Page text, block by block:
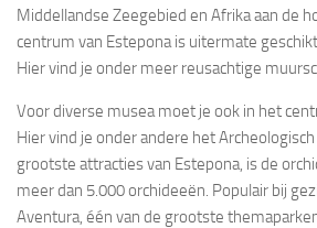
Middellandse Zeegebied en Afrika aan de
centrum van Estepona is uitermate
Hier vind je onder meer reusachtige
Voor diverse musea moet je ook in het
Hier vind je onder andere het
grootste attracties van Estepona, is de
meer dan 5.000 orchideeën. Populair bij
Aventura, één van de grootste themaparken